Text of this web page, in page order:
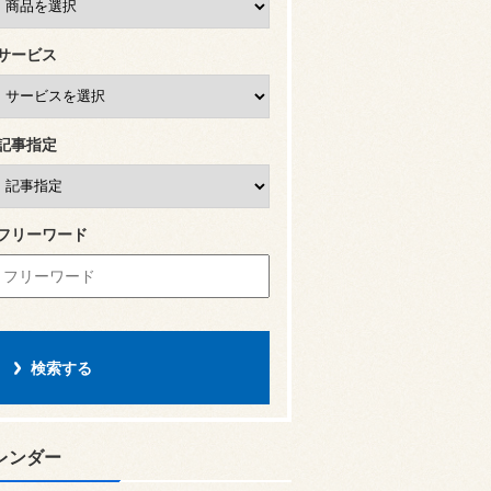
ービス
事指定
リーワード
ンダー